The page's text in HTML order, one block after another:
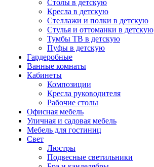
Столы в детскую
Кресла в детскую
Стеллажи и полки в детскую
Стулья и оттоманки в детскую
Тумбы ТВ в детскую
Пуфы в детскую
Гардеробные
Ванные комнаты
Кабинеты
Композиции
Кресла руководителя
Рабочие столы
Офисная мебель
Уличная и садовая мебель
Мебель для гостиниц
Свет
Люстры
Подвесные светильники